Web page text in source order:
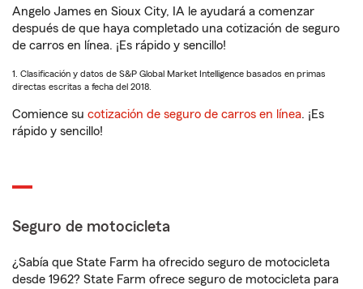
Angelo James en Sioux City, IA le ayudará a comenzar
después de que haya completado una cotización de seguro
de carros en línea. ¡Es rápido y sencillo!
1. Clasificación y datos de S&P Global Market Intelligence basados en primas
directas escritas a fecha del 2018.
Comience su cotización de seguro de carros en línea. ¡Es
rápido y sencillo!
Seguro de motocicleta
¿Sabía que State Farm ha ofrecido seguro de motocicleta
desde 1962? State Farm ofrece seguro de motocicleta para